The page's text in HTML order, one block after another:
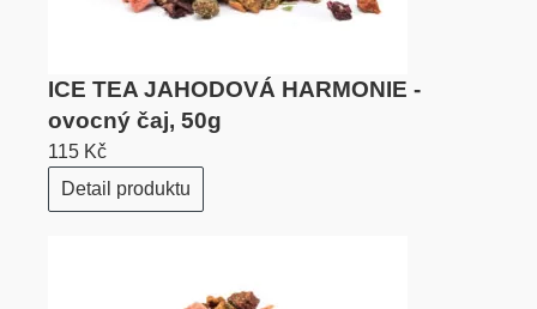
ICE TEA JAHODOVÁ HARMONIE -
ovocný čaj, 50g
115 Kč
Detail produktu